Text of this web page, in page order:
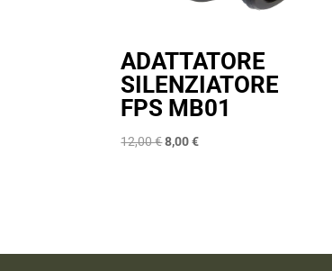
ADATTATORE
SILENZIATORE
FPS MB01
12,00€Il
8,00€Il